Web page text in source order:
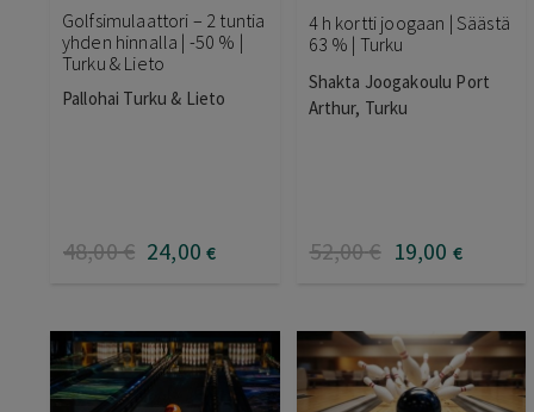
Golfsimulaattori – 2 tuntia
yhden hinnalla | -50 % |
Turku & Lieto
Pallohai Turku & Lieto
48,00€ 24,00 €
4 h kortti joogaan | Säästä
63 % | Turku
Shakta Joogakoulu Port
Arthur, Turku
52,00€ 19,00 €